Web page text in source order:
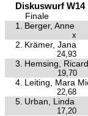
Diskuswurf W14
Finale
1.
Berger, Anne
x
2. Krämer, Jana
24,93
3. Hemsing,
19,70
4. Leiting, Mara
22,68
5. Urban, Linda
17,20